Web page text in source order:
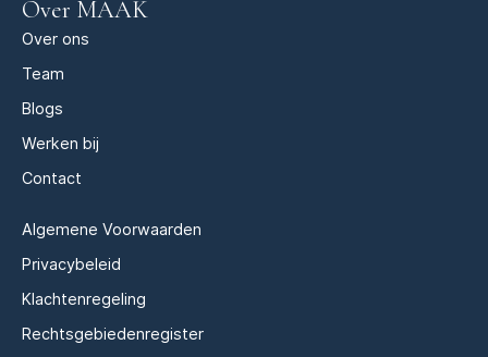
Over MAAK
Over ons
Team
Blogs
Werken bij
Contact
Algemene Voorwaarden
Privacybeleid
Klachtenregeling
Rechtsgebiedenregister